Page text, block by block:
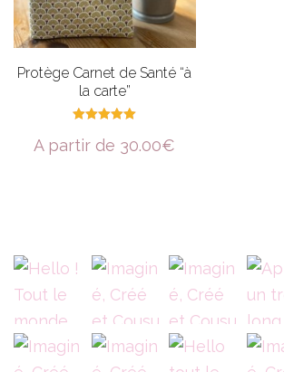
Protège Carnet de Santé “à
la carte”
5.00
sur 5
A partir de 30.00€